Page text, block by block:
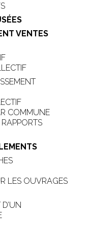
VENTES
COMMUNE
LES OUVRAGES